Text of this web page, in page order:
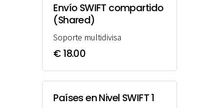
Envío SWIFT compartido
(Shared)
Soporte multidivisa
€ 18.00
Países en Nivel SWIFT 1